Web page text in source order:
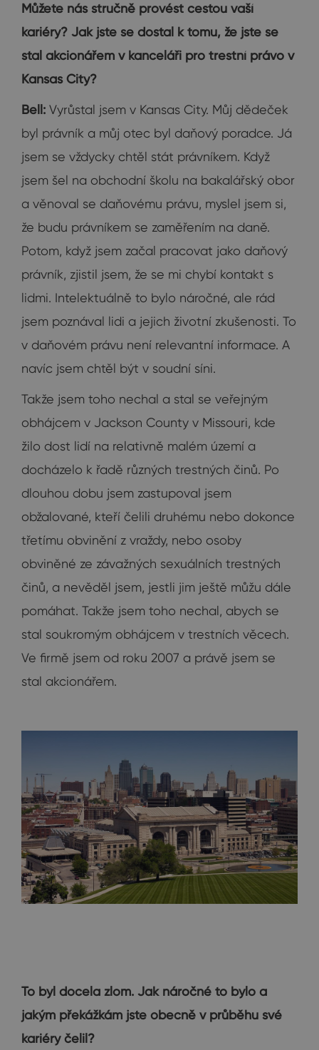
Můžete nás stručně provést cestou vaší
kariéry? Jak jste se dostal k tomu, že jste se
stal akcionářem v kanceláři pro trestní právo v
Kansas City?
Bell: Vyrůstal jsem v Kansas City. Můj dědeček
byl právník a můj otec byl daňový poradce. Já
jsem se vždycky chtěl stát právníkem. Když
jsem šel na obchodní školu na bakalářský obor
a věnoval se daňovému právu, myslel jsem si,
že budu právníkem se zaměřením na daně.
Potom, když jsem začal pracovat jako daňový
právník, zjistil jsem, že se mi chybí kontakt s
lidmi. Intelektuálně to bylo náročné, ale rád
jsem poznával lidi a jejich životní zkušenosti. To
v daňovém právu není relevantní informace. A
navíc jsem chtěl být v soudní síni.
Takže jsem toho nechal a stal se veřejným
obhájcem v Jackson County v Missouri, kde
žilo dost lidí na relativně malém území a
docházelo k řadě různých trestných činů. Po
dlouhou dobu jsem zastupoval jsem
obžalované, kteří čelili druhému nebo dokonce
třetímu obvinění z vraždy, nebo osoby
obviněné ze závažných sexuálních trestných
činů, a nevěděl jsem, jestli jim ještě můžu dále
pomáhat. Takže jsem toho nechal, abych se
stal soukromým obhájcem v trestních věcech.
Ve firmě jsem od roku 2007 a právě jsem se
stal akcionářem.
To byl docela zlom. Jak náročné to bylo a
jakým překážkám jste obecně v průběhu své
kariéry čelil?